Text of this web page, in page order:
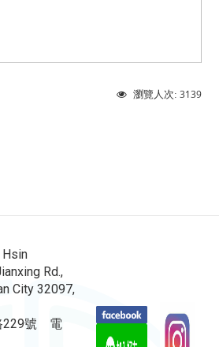
瀏覽人次: 3139
Hsin
Rd.,
City 32097,
229號 電